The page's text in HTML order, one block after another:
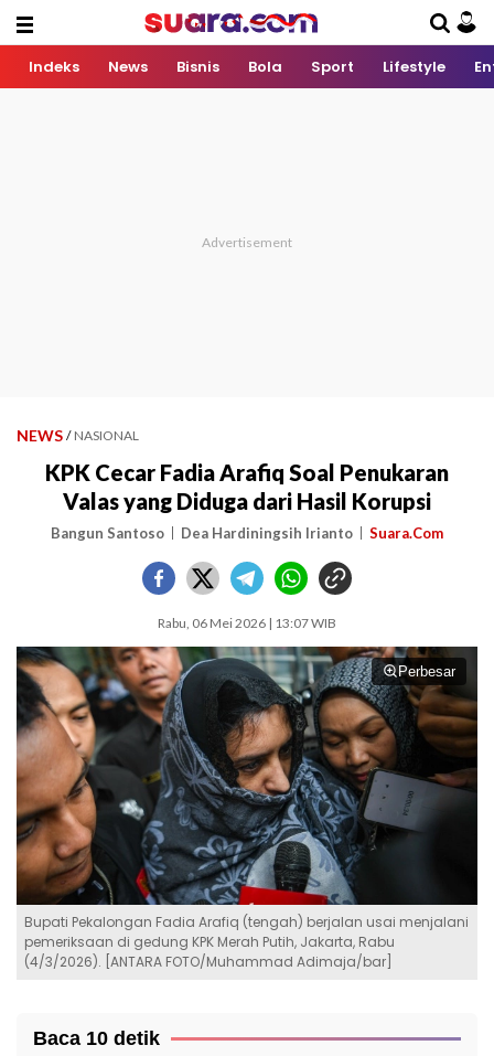
Indeks News Bisnis Bola Sport Lifestyle
NEWS / NASIONAL
KPK Cecar Fadia Arafiq Soal Penukaran
Valas yang Diduga dari Hasil Korupsi
Bangun Santoso Dea Hardiningsih Irianto Suara.Com
Rabu, 06 Mei 2026 | 13:07 WIB
Perbesar
Bupati Pekalongan Fadia Arafiq (tengah) berjalan usai menjalani
pemeriksaan di gedung KPK Merah Putih, Jakarta, Rabu
(4/3/2026). [ANTARA FOTO/Muhammad Adimaja/bar]
Baca 10 detik